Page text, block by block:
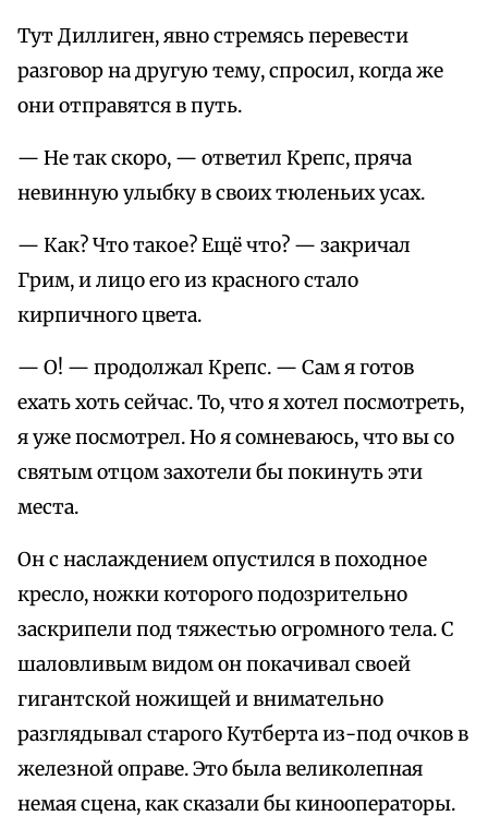
Тут Диллиген, явно стремясь перевести
разговор на другую тему, спросил, когда же
они отправятся в путь.
— Не так скоро, — ответил Крепс, пряча
невинную улыбку в своих тюленьих усах.
— Как? Что такое? Ещё что? — закричал
Грим, и лицо его из красного стало
кирпичного цвета.
— О! — продолжал Крепс. — Сам я готов
ехать хоть сейчас. То, что я хотел посмотреть,
я уже посмотрел. Но я сомневаюсь, что вы со
святым отцом захотели бы покинуть эти
места.
Он с наслаждением опустился в походное
кресло, ножки которого подозрительно
заскрипели под тяжестью огромного тела. С
шаловливым видом он покачивал своей
гигантской ножищей и внимательно
разглядывал старого Кутберта из-под очков в
железной оправе. Это была великолепная
немая сцена, как сказали бы кинооператоры.